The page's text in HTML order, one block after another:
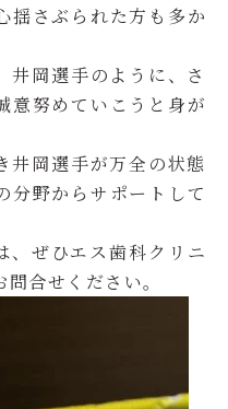
揺さぶられた方も多か
井岡選手のように、さ
意努めていこうと身が
井岡選手が万全の状態
分野からサポートして
、ぜひエス歯科クリニ
合せください。